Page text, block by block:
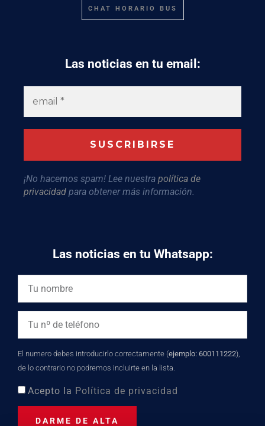
CHAT HORARIO BUS
Las noticias en tu email:
¡No hacemos spam! Lee nuestra política de
privacidad para obtener más información.
Las noticias en tu Whatsapp:
El numero debes introducirlo correctamente (ejemplo: 600111222),
de lo contrario no podremos incluirte en la lista.
Acepto la Política de privacidad
DARME DE ALTA